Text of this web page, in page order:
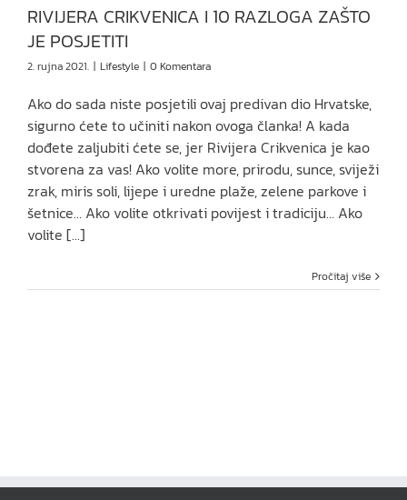
RIVIJERA CRIKVENICA I 10 RAZLOGA ZAŠTO
JE POSJETITI
2. rujna 2021. | Lifestyle | 0 Komentara
Ako do sada niste posjetili ovaj predivan dio Hrvatske,
sigurno ćete to učiniti nakon ovoga članka! A kada
dođete zaljubiti ćete se, jer Rivijera Crikvenica je kao
stvorena za vas! Ako volite more, prirodu, sunce, sviježi
zrak, miris soli, lijepe i uredne plaže, zelene parkove i
šetnice… Ako volite otkrivati povijest i tradiciju… Ako
volite [...]
Pročitaj više